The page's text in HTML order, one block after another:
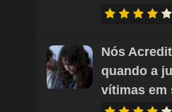
Nós
quando a
vítimas em